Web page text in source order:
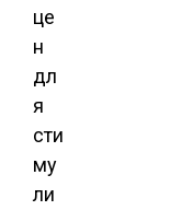
це
н
дл
я
сти
му
ли